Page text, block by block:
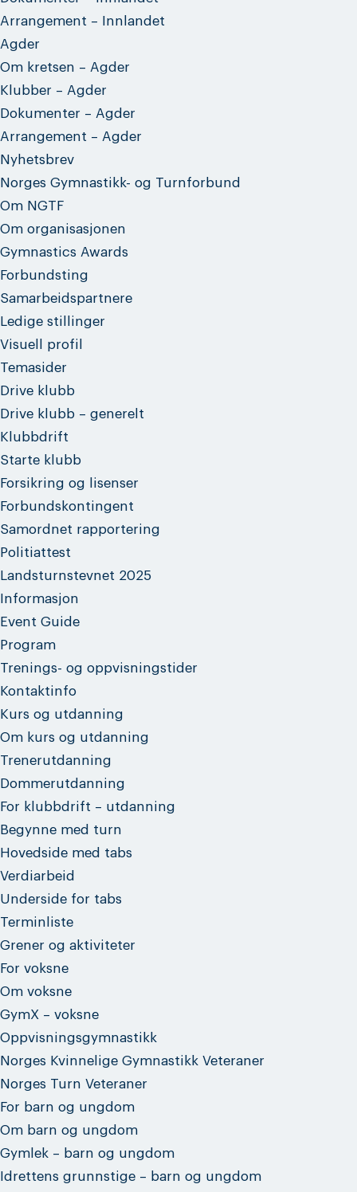
Arrangement – Innlandet
Agder
Om kretsen – Agder
Klubber – Agder
Dokumenter – Agder
Arrangement – Agder
Nyhetsbrev
Norges Gymnastikk- og Turnforbund
Om NGTF
Om organisasjonen
Gymnastics Awards
Forbundsting
Samarbeidspartnere
Ledige stillinger
Visuell profil
Temasider
Drive klubb
Drive klubb – generelt
Klubbdrift
Starte klubb
Forsikring og lisenser
Forbundskontingent
Samordnet rapportering
Politiattest
Landsturnstevnet 2025
Informasjon
Event Guide
Program
Trenings- og oppvisningstider
Kontaktinfo
Kurs og utdanning
Om kurs og utdanning
Trenerutdanning
Dommerutdanning
For klubbdrift – utdanning
Begynne med turn
Hovedside med tabs
Verdiarbeid
Underside for tabs
Terminliste
Grener og aktiviteter
For voksne
Om voksne
GymX – voksne
Oppvisningsgymnastikk
Norges Kvinnelige Gymnastikk Veteraner
Norges Turn Veteraner
For barn og ungdom
Om barn og ungdom
Gymlek – barn og ungdom
Idrettens grunnstige – barn og ungdom